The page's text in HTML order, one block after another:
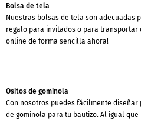
Bolsa de tela
Nuestras bolsas de tela son adecuadas
regalo para invitados o para transportar
online de forma sencilla ahora!
Ositos de gominola
Con nosotros puedes fácilmente
de gominola para tu bautizo. Al igual